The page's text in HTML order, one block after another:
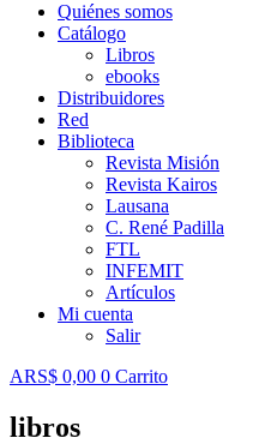
Quiénes somos
Catálogo
Libros
ebooks
Distribuidores
Red
Biblioteca
Revista Misión
Revista Kairos
Lausana
C. René Padilla
FTL
INFEMIT
Artículos
Mi cuenta
Salir
ARS$ 0,00 0 Carrito
libros